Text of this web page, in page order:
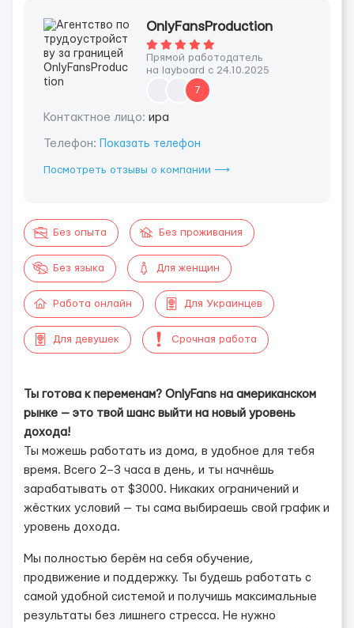
OnlyFansProduction
Прямой работодатель
на layboard с 24.10.2025
7
Контактное лицо: ира
Телефон: Показать телефон
Посмотреть отзывы о компании ⟶
Без опыта Без проживания
Без языка Для женщин
Работа онлайн Для Украинцев
Для девушек Срочная работа
Ты готова к переменам? OnlyFans на американском
рынке — это твой шанс выйти на новый уровень
дохода!
Ты можешь работать из дома, в удобное для тебя
время. Всего 2–3 часа в день, и ты начнёшь
зарабатывать от $3000. Никаких ограничений и
жёстких условий — ты сама выбираешь свой график и
уровень дохода.
Мы полностью берём на себя обучение,
продвижение и поддержку. Ты будешь работать с
самой удобной системой и получишь максимальные
результаты без лишнего стресса. Не нужно